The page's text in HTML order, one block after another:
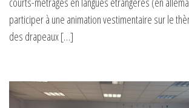
participer à une animation vestimentaire sur le
des drapeaux […]